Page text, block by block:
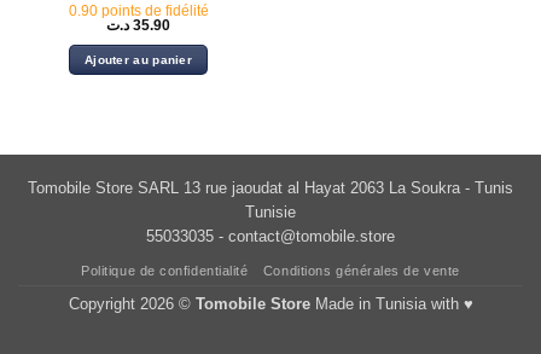
0.90 points de fidélité
35.90 د.ت
Ajouter au panier
Tomobile Store SARL 13 rue jaoudat al Hayat 2063 La Soukra - Tunis
Tunisie
55033035 - contact@tomobile.store
Politique de confidentialité Conditions générales de vente
Copyright 2026 © Tomobile StoreMade in Tunisia with ♥